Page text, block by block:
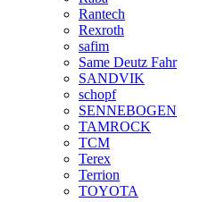
Rantech
Rexroth
safim
Same Deutz Fahr
SANDVIK
schopf
SENNEBOGEN
TAMROCK
TCM
Terex
Terrion
TOYOTA